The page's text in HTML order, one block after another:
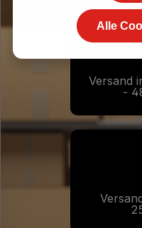
Versand
-
Alle